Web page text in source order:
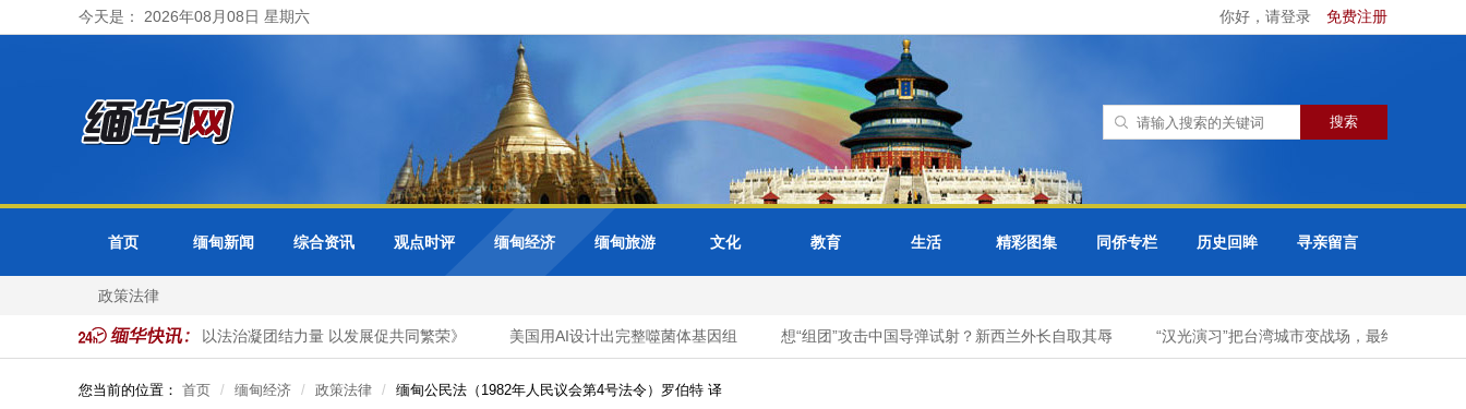
今天是： 2026年08月08日 星期六 你好，请登录 免费注册
首页 缅甸新闻 综合资讯 观点时评 缅甸经济 缅甸旅游 文化 教育 生活 精彩图集 同侨专栏 历史回眸 寻亲留言
政策法律
缅甸官媒发表署名文章《以法治凝团结力量 以发展促共同繁荣》 美国用AI设计出完整噬菌体基因组 想“组团”攻击中国导弹试射？新西兰外长自取其辱 “汉光演习”把台湾城市变战场，最终代价由谁承
您当前的位置： 首页 缅甸经济 政策法律 缅甸公民法（1982年人民议会第4号法令）罗伯特 译